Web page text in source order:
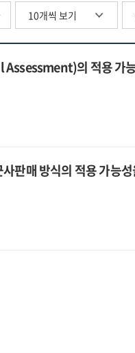
의 적용 가
판매 방식의 적용 가능